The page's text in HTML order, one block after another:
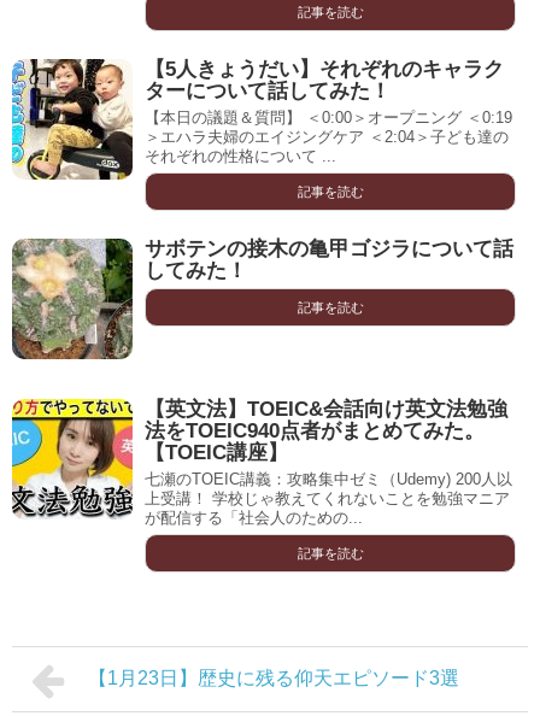
記事を読む
【5人きょうだい】それぞれのキャラク
ターについて話してみた！
【本日の議題＆質問】 ＜0:00＞オープニング ＜0:19
＞エハラ夫婦のエイジングケア ＜2:04＞子ども達の
それぞれの性格について ...
記事を読む
サボテンの接木の亀甲ゴジラについて話
してみた！
記事を読む
【英文法】TOEIC&会話向け英文法勉強
法をTOEIC940点者がまとめてみた。
【TOEIC講座】
七瀬のTOEIC講義：攻略集中ゼミ（Udemy) 200人以
上受講！ 学校じゃ教えてくれないことを勉強マニア
が配信する「社会人のための...
記事を読む
【1月23日】歴史に残る仰天エピソード3選